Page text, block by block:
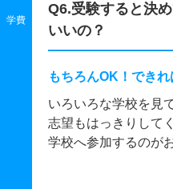
学費
Q6.受験すると決
いいの？
もちろんOK！でき
いろいろな学校を見
志望もはっきりして
学校へ参加するのが